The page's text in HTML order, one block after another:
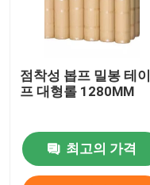
점착성 봅프 밀봉 테이
프 대형롤 1280MM
최고의 가격